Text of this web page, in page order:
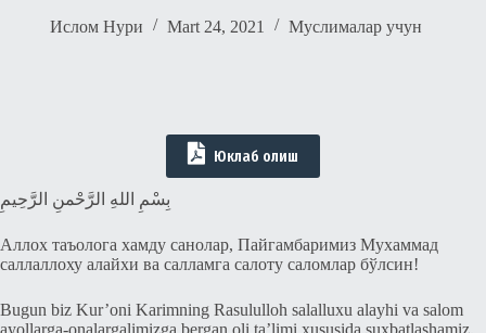
Ислом Нури Mart 24, 2021 Муслималар учун
Юклаб олиш
بِسْمِ اللهِ الرَّحْمنِ الرَّحِيمِ
Аллох таъолога хамду санолар, Пайгамбаримиз Мухаммад
саллаллоху алайхи ва салламга салоту саломлар бўлсин!
Bugun biz Kur’oni Karimning Rasululloh salalluxu alayhi va salom
ayollarga-onalargalimizga bergan oli ta’limi xususida suxbatlashamiz.